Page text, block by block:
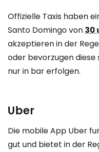
Offizielle Taxis haben
Santo Domingo von30
akzeptieren in der
oder bevorzugen diese
nur in bar erfolgen.
Uber
Die mobile App Uber
gut und bietet in der